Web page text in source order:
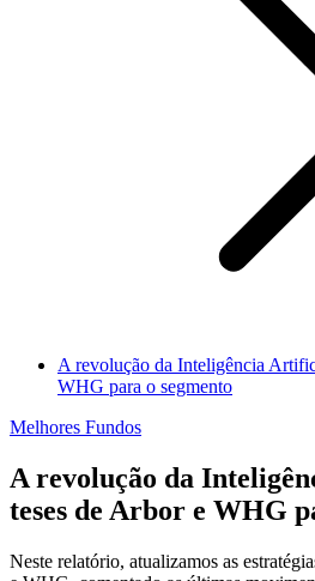
A revolução da Inteligência
WHG para o segmento
Melhores Fundos
A revolução da
teses de Arbor e WHG
Neste relatório, atualizamos as